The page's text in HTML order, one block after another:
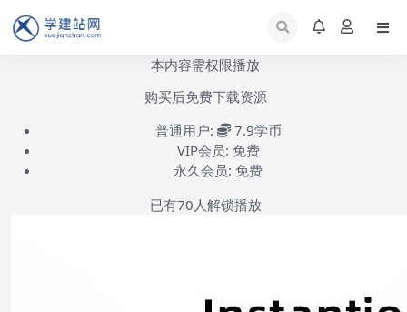
本内容需权限播放
购买后免费下载资源
普通用户:
7.9学币
VIP会员: 免费
永久会员: 免费
已有70 人解锁播放